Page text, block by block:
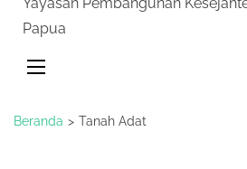
Yayasan Pembangunan
Papua
Beranda > Tanah Adat